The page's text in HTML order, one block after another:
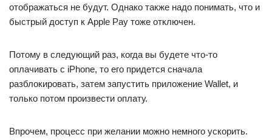
отображаться не будут. Однако также надо понимать, что и
быстрый доступ к Apple Pay тоже отключен.
Потому в следующий раз, когда вы будете что-то
оплачивать с iPhone, то его придется сначала
разблокировать, затем запустить приложение Wallet, и
только потом произвести оплату.
Впрочем, процесс при желании можно немного ускорить.